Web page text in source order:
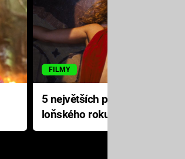
FILMY
5 největších propadáků
loňského roku: Disney na
jediné katastrofě prodělal 200